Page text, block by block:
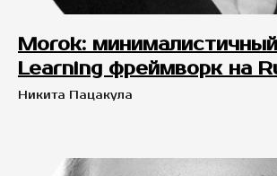
Morok:
Learning фреймворк на
Никита Пацакула